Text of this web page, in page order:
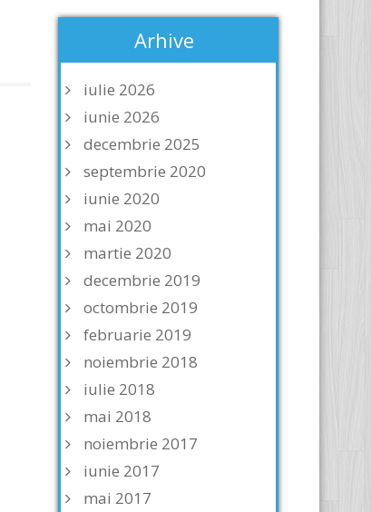
Arhive
iulie 2026
iunie 2026
decembrie 2025
septembrie 2020
iunie 2020
mai 2020
martie 2020
decembrie 2019
octombrie 2019
februarie 2019
noiembrie 2018
iulie 2018
mai 2018
noiembrie 2017
iunie 2017
mai 2017